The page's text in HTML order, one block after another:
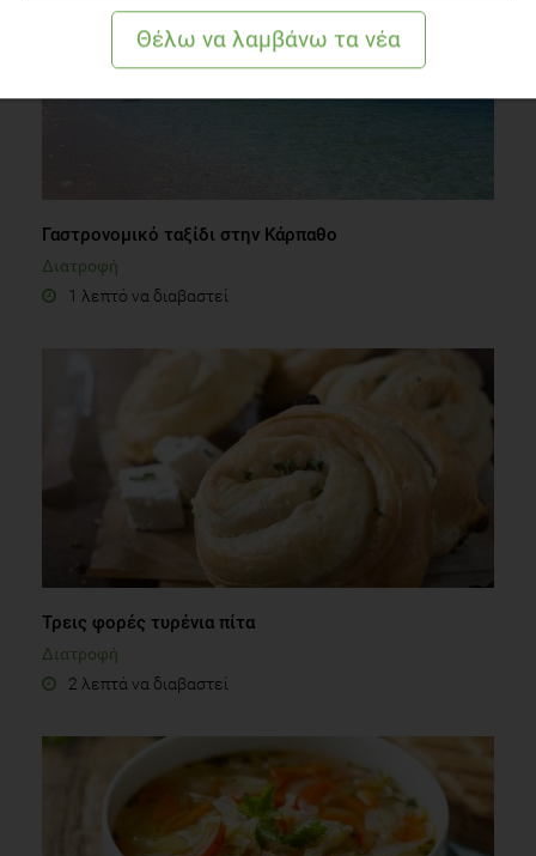
Γαστρονομικό ταξίδι στην Κάρπαθο
Διατροφή
1 λεπτό να διαβαστεί
Τρεις φορές τυρένια πίτα
Διατροφή
2 λεπτά να διαβαστεί